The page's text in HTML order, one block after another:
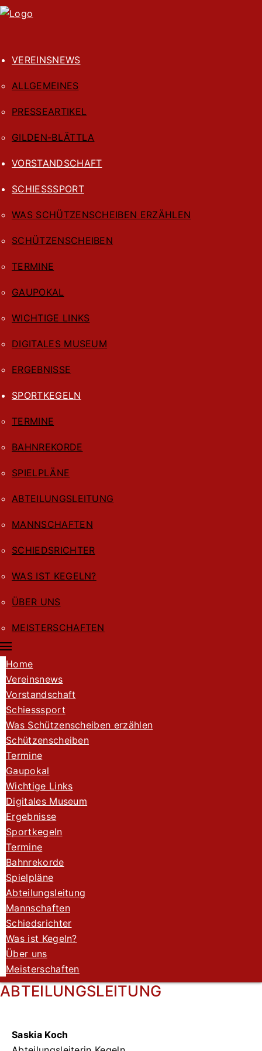
VEREINSNEWS
ALLGEMEINES
PRESSEARTIKEL
GILDEN-BLÄTTLA
VORSTANDSCHAFT
SCHIESSSPORT
WAS SCHÜTZENSCHEIBEN ERZÄHLEN
SCHÜTZENSCHEIBEN
TERMINE
GAUPOKAL
WICHTIGE LINKS
DIGITALES MUSEUM
ERGEBNISSE
SPORTKEGELN
TERMINE
BAHNREKORDE
SPIELPLÄNE
ABTEILUNGSLEITUNG
MANNSCHAFTEN
SCHIEDSRICHTER
WAS IST KEGELN?
ÜBER UNS
MEISTERSCHAFTEN
Home
Vereinsnews
Vorstandschaft
Schiesssport
Was Schützenscheiben erzählen
Schützenscheiben
Termine
Gaupokal
Wichtige Links
Digitales Museum
Ergebnisse
Sportkegeln
Termine
Bahnrekorde
Spielpläne
Abteilungsleitung
Mannschaften
Schiedsrichter
Was ist Kegeln?
Über uns
Meisterschaften
ABTEILUNGSLEITUNG
Saskia Koch